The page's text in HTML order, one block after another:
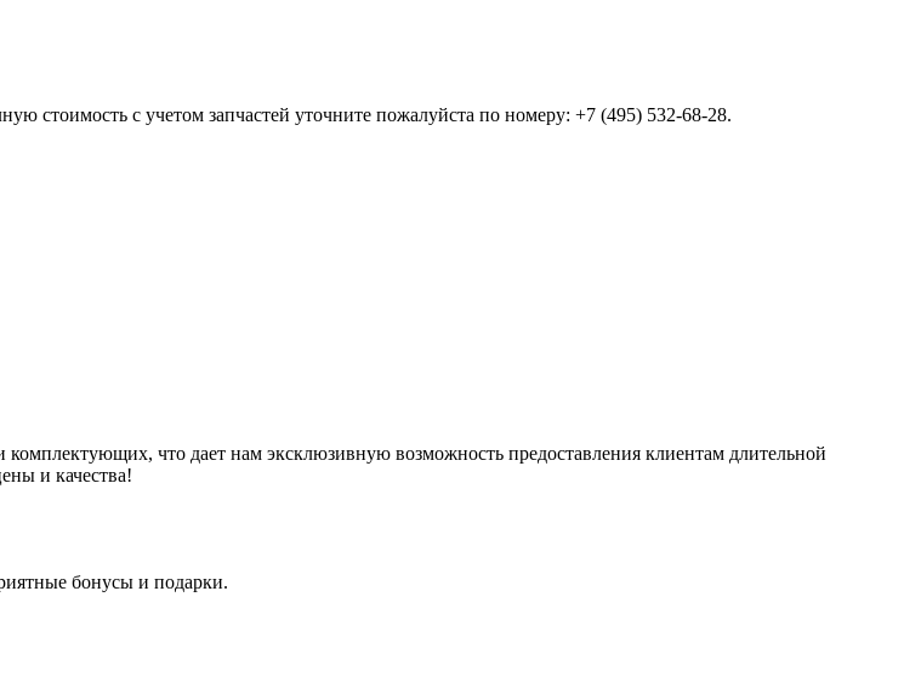
стоимость с учетом запчастей уточните пожалуйста по номеру: +7 (495) 532-68-28.
что дает нам эксклюзивную возможность предоставления клиентам длительной
и качества!
бонусы и подарки.